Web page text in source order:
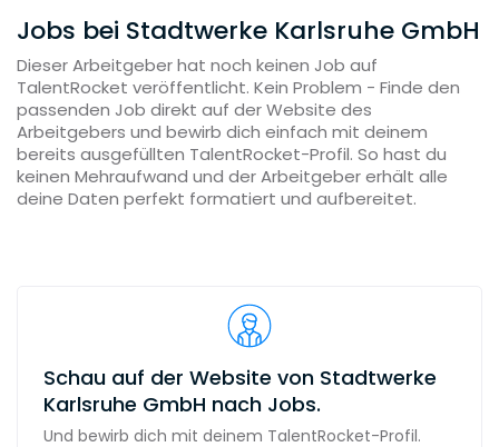
Jobs bei Stadtwerke Karlsruhe GmbH
Dieser Arbeitgeber hat noch keinen Job auf
TalentRocket veröffentlicht. Kein Problem - Finde den
passenden Job direkt auf der Website des
Arbeitgebers und bewirb dich einfach mit deinem
bereits ausgefüllten TalentRocket-Profil. So hast du
keinen Mehraufwand und der Arbeitgeber erhält alle
deine Daten perfekt formatiert und aufbereitet.
Schau auf der Website von Stadtwerke
Karlsruhe GmbH nach Jobs.
Und bewirb dich mit deinem TalentRocket-Profil.